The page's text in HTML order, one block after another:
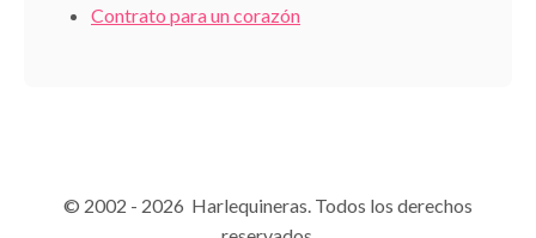
Contrato para un corazón
© 2002 - 2026 Harlequineras. Todos los derechos